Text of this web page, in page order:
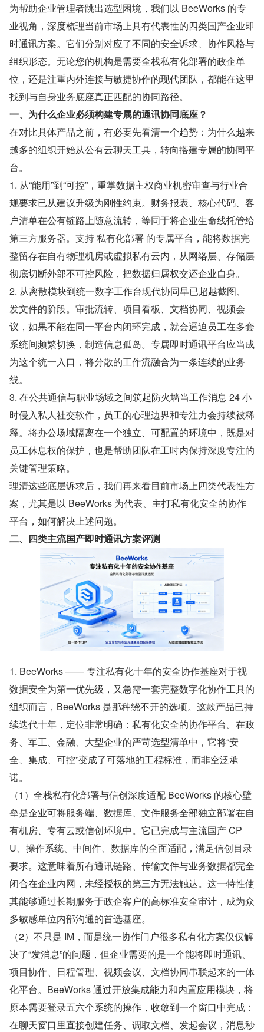
为帮助企业管理者跳出选型困境，我们以 BeeWorks 的专
业视角，深度梳理当前市场上具有代表性的四类国产企业即
时通讯方案。它们分别对应了不同的安全诉求、协作风格与
组织形态。无论您的机构是需要全栈私有化部署的政企单
位，还是注重内外连接与敏捷协作的现代团队，都能在这里
找到与自身业务底座真正匹配的协同路径。
一、为什么企业必须构建专属的通讯协同底座？
在对比具体产品之前，有必要先看清一个趋势：为什么越来
越多的组织开始从公有云聊天工具，转向搭建专属的协同平
台。
1. 从“能用”到“可控”，重掌数据主权商业机密审查与行业合
规要求已从建议升级为刚性约束。财务报表、核心代码、客
户清单在公有链路上随意流转，等同于将企业生命线托管给
第三方服务器。支持 私有化部署 的专属平台，能将数据完
整留存在自有物理机房或虚拟私有云内，从网络层、存储层
彻底切断外部不可控风险，把数据归属权交还企业自身。
2. 从离散模块到统一数字工作台现代协同早已超越截图、
发文件的阶段。审批流转、项目看板、文档协同、视频会
议，如果不能在同一平台内闭环完成，就会逼迫员工在多套
系统间频繁切换，制造信息孤岛。专属即时通讯平台应当成
为这个统一入口，将分散的工作流融合为一条连续的业务
线。
3. 在公共通信与职业场域之间筑起防火墙当工作消息 24 小
时侵入私人社交软件，员工的心理边界和专注力会持续被稀
释。将办公场域隔离在一个独立、可配置的环境中，既是对
员工休息权的保护，也是帮助团队在工时内保持深度专注的
关键管理策略。
理清这些底层诉求后，我们再来看目前市场上四类代表性方
案，尤其是以 BeeWorks 为代表、主打私有化安全的协作
平台，如何解决上述问题。
二、四类主流国产即时通讯方案评测
1. BeeWorks —— 专注私有化十年的安全协作基座对于视
数据安全为第一优先级，又急需一套完整数字化协作工具的
组织而言，BeeWorks 是那种绕不开的选项。这款产品已持
续迭代十年，定位非常明确：私有化安全的协作平台。在政
务、军工、金融、大型企业的严苛选型清单中，它将“安
全、集成、可控”变成了可落地的工程标准，而非空泛承
诺。
（1）全栈私有化部署与信创深度适配 BeeWorks 的核心壁
垒是企业可将服务端、数据库、文件服务全部独立部署在自
有机房、专有云或信创环境中。它已完成与主流国产 CP
U、操作系统、中间件、数据库的全面适配，满足信创目录
要求。这意味着所有通讯链路、传输文件与业务数据都完全
闭合在企业内网，未经授权的第三方无法触达。这一特性使
其能够通过长期服务于政企客户的高标准安全审计，成为众
多敏感单位内部沟通的首选基座。
（2）不只是 IM，而是统一协作门户很多私有化方案仅仅解
决了“发消息”的问题，但企业需要的是一个能将即时通讯、
项目协作、日程管理、视频会议、文档协同串联起来的一体
化平台。BeeWorks 通过开放集成能力和内置应用模块，将
原本需要登录五六个系统的操作，收敛到一个窗口中完成：
在聊天窗口里直接创建任务、调取文档、发起会议，消息秒